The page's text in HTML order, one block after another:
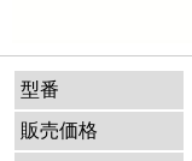
型番
販売価格